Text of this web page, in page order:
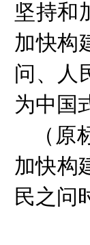
坚持和
加快构
问、人
为中国
（
加快构
民之问